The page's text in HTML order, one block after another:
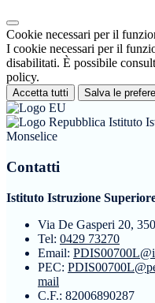
Cookie necessari per il
I cookie necessari per il
disabilitati. È possibile
policy.
Accetta tutti Salva le
Istituto
Monselice
Contatti
Istituto Istruzione
Via De Gasperi 20,
Tel: 0429 73270
Email:
PEC:
mail
C.F.: 82006890287